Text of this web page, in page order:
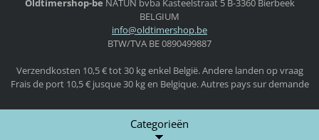
Oldtimershop-be NATUN bvba Kasteelstraat 5B-3360 Bierbeek
BELGIUM
info@oldtimershop.be
BTW/TVA BE 0890499887
Verzendkosten 10,5 € tot 30 kg enkel België. Andere landen op vraag
Frais de port 10,5 € jusque 30 kg en Belgique. Autres pays sur demande
Categorieën